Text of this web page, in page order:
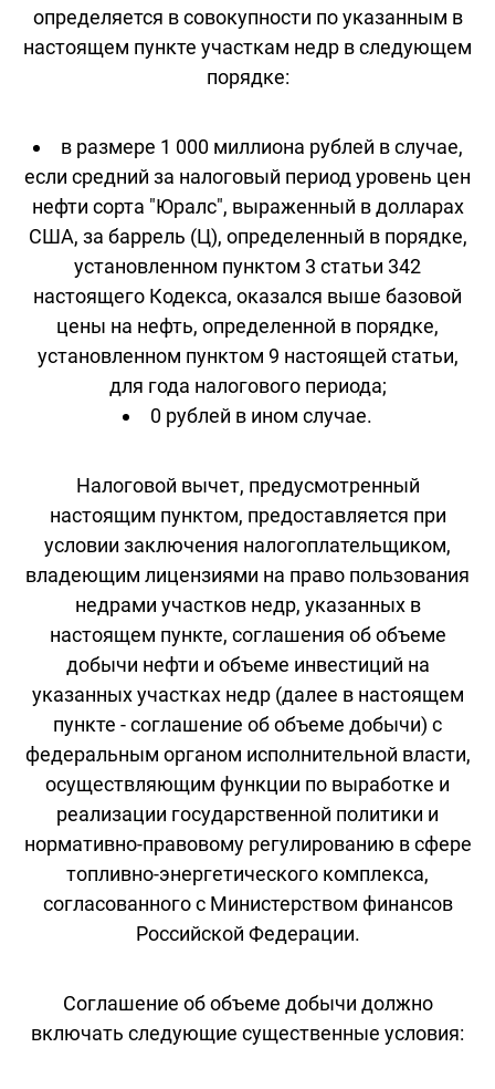
определяется в совокупности по указанным в
настоящем пункте участкам недр в следующем
порядке:
в размере 1 000 миллиона рублей в случае,
если средний за налоговый период уровень цен
нефти сорта "Юралс", выраженный в долларах
США, за баррель (Ц), определенный в порядке,
установленном пунктом 3 статьи 342
настоящего Кодекса, оказался выше базовой
цены на нефть, определенной в порядке,
установленном пунктом 9 настоящей статьи,
для года налогового периода;
0 рублей в ином случае.
Налоговой вычет, предусмотренный
настоящим пунктом, предоставляется при
условии заключения налогоплательщиком,
владеющим лицензиями на право пользования
недрами участков недр, указанных в
настоящем пункте, соглашения об объеме
добычи нефти и объеме инвестиций на
указанных участках недр (далее в настоящем
пункте - соглашение об объеме добычи) с
федеральным органом исполнительной власти,
осуществляющим функции по выработке и
реализации государственной политики и
нормативно-правовому регулированию в сфере
топливно-энергетического комплекса,
согласованного с Министерством финансов
Российской Федерации.
Соглашение об объеме добычи должно
включать следующие существенные условия: